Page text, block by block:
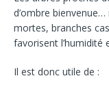
d’ombre
mortes, branches
favorisent l’humidité
Il est donc utile de :